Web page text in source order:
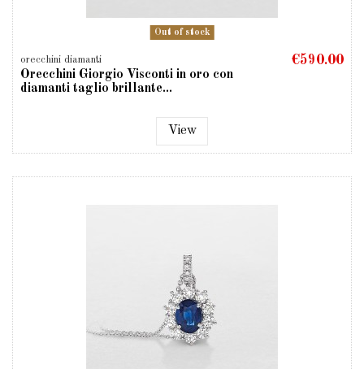
Out of stock
orecchini diamanti
Orecchini Giorgio Visconti in oro con
diamanti taglio brillante...
€590.00
View